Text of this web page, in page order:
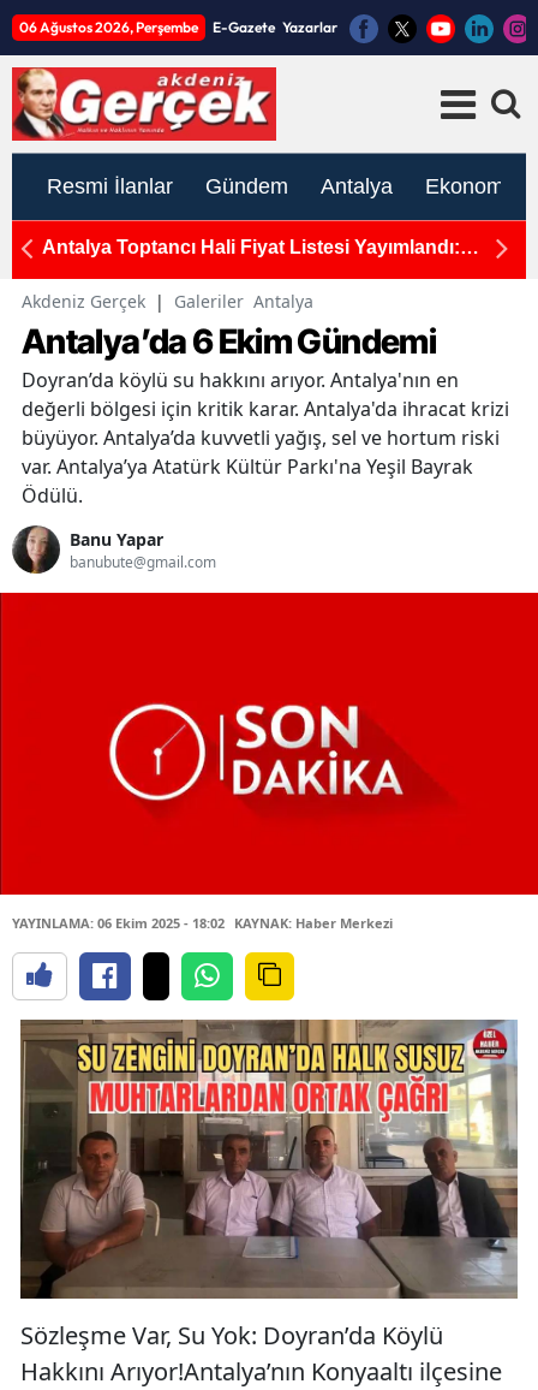
06 Ağustos 2026, Perşembe E-Gazete Yazarlar
Resmi İlanlar Gündem Antalya Ekonomi
Antalya Toptancı Hali Fiyat Listesi Yayımlandı:
Akdeniz Gerçek | Galeriler Antalya
Antalya’da 6 Ekim Gündemi
Doyran’da köylü su hakkını arıyor. Antalya'nın en
değerli bölgesi için kritik karar. Antalya'da ihracat krizi
büyüyor. Antalya’da kuvvetli yağış, sel ve hortum riski
var. Antalya’ya Atatürk Kültür Parkı'na Yeşil Bayrak
Ödülü.
Banu Yapar
banubute@gmail.com
YAYINLAMA: 06 Ekim 2025 - 18:02 KAYNAK: Haber Merkezi
Sözleşme Var, Su Yok: Doyran’da Köylü
Hakkını Arıyor!Antalya’nın Konyaaltı ilçesine